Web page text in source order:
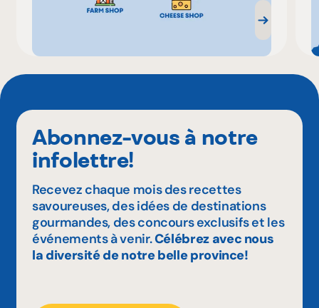
Abonnez-vous à notre
infolettre!
Recevez chaque mois des recettes
savoureuses, des idées de destinations
gourmandes, des concours exclusifs et les
événements à venir.Célébrez avec nous
la diversité de notre belle province!